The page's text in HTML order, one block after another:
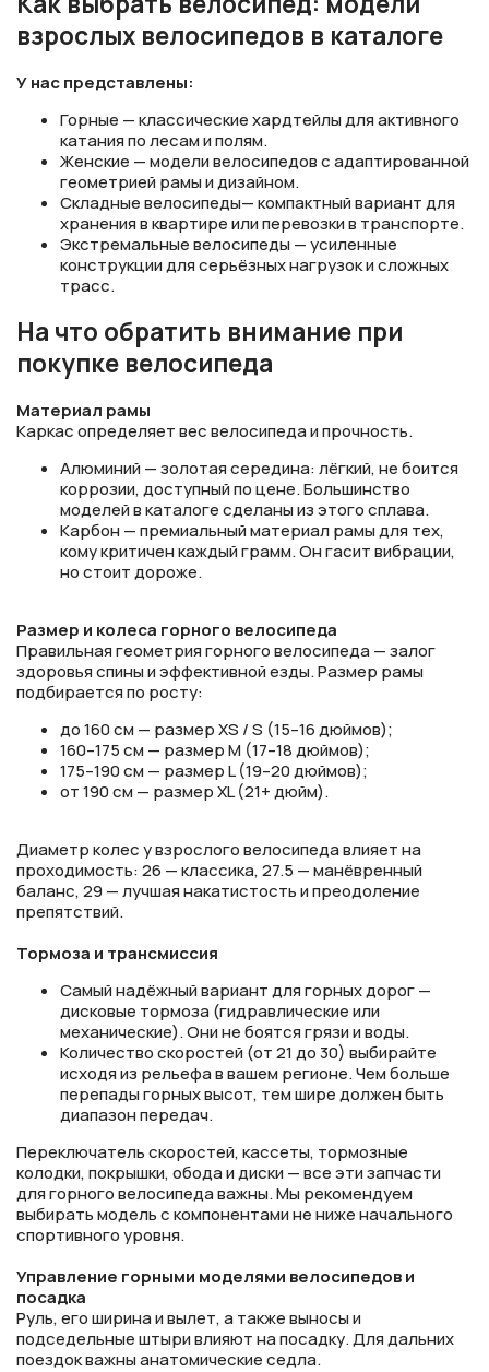
взрослых велосипедов в каталоге
У нас представлены:
Горные — классические хардтейлы для активного
катания по лесам и полям.
Женские — модели велосипедов с адаптированной
геометрией рамы и дизайном.
Складные велосипеды— компактный вариант для
хранения в квартире или перевозки в транспорте.
Экстремальные велосипеды — усиленные
конструкции для серьёзных нагрузок и сложных
трасс.
На что обратить внимание при
покупке велосипеда
Материал рамы
Каркас определяет вес велосипеда и прочность.
Алюминий — золотая середина: лёгкий, не боится
коррозии, доступный по цене. Большинство
моделей в каталоге сделаны из этого сплава.
Карбон — премиальный материал рамы для тех,
кому критичен каждый грамм. Он гасит вибрации,
но стоит дороже.
Размер и колеса горного велосипеда
Правильная геометрия горного велосипеда — залог
здоровья спины и эффективной езды. Размер рамы
подбирается по росту:
до 160 см — размер XS / S (15–16 дюймов);
160–175 см — размер M (17–18 дюймов);
175–190 см — размер L (19–20 дюймов);
от 190 см — размер XL (21+ дюйм).
Диаметр колес у взрослого велосипеда влияет на
проходимость: 26 — классика, 27.5 — манёвренный
баланс, 29 — лучшая накатистость и преодоление
препятствий.
Тормоза и трансмиссия
Самый надёжный вариант для горных дорог —
дисковые тормоза (гидравлические или
механические). Они не боятся грязи и воды.
Количество скоростей (от 21 до 30) выбирайте
исходя из рельефа в вашем регионе. Чем больше
перепады горных высот, тем шире должен быть
диапазон передач.
Переключатель скоростей, кассеты, тормозные
колодки, покрышки, обода и диски — все эти запчасти
для горного велосипеда важны. Мы рекомендуем
выбирать модель с компонентами не ниже начального
спортивного уровня.
Управление горными моделями велосипедов и
посадка
Руль, его ширина и вылет, а также выносы и
подседельные штыри влияют на посадку. Для дальних
поездок важны анатомические седла.